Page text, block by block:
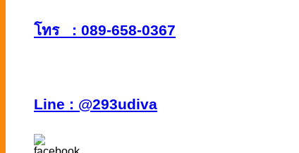
โทร : 089-658-0367
Line : @293udiva